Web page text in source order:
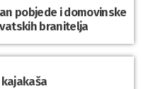
pobjede i domovinske
branitelja